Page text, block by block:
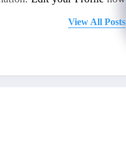
View All Posts